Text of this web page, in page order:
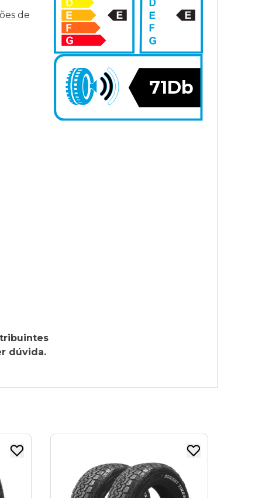
de
dúvida.
71Db
KIT 02 PNEU ARO 18
LT215/65R16 OROCH
8PR 103/100S T/A